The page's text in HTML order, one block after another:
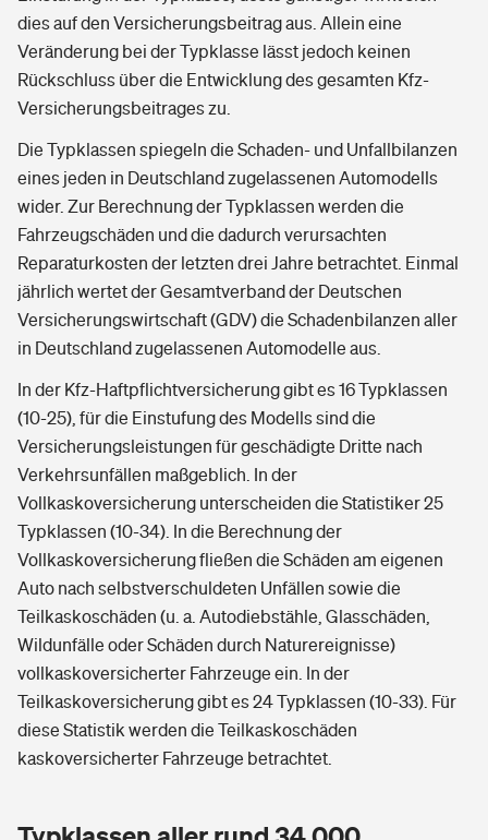
dies auf den Versicherungsbeitrag aus. Allein eine
Veränderung bei der Typklasse lässt jedoch keinen
Rückschluss über die Entwicklung des gesamten Kfz-
Versicherungsbeitrages zu.
Die Typklassen spiegeln die Schaden- und Unfallbilanzen
eines jeden in Deutschland zugelassenen Automodells
wider. Zur Berechnung der Typklassen werden die
Fahrzeugschäden und die dadurch verursachten
Reparaturkosten der letzten drei Jahre betrachtet. Einmal
jährlich wertet der Gesamtverband der Deutschen
Versicherungswirtschaft (GDV) die Schadenbilanzen aller
in Deutschland zugelassenen Automodelle aus.
In der Kfz-Haftpflichtversicherung gibt es 16 Typklassen
(10-25), für die Einstufung des Modells sind die
Versicherungsleistungen für geschädigte Dritte nach
Verkehrsunfällen maßgeblich. In der
Vollkaskoversicherung unterscheiden die Statistiker 25
Typklassen (10-34). In die Berechnung der
Vollkaskoversicherung fließen die Schäden am eigenen
Auto nach selbstverschuldeten Unfällen sowie die
Teilkaskoschäden (u. a. Autodiebstähle, Glasschäden,
Wildunfälle oder Schäden durch Naturereignisse)
vollkaskoversicherter Fahrzeuge ein. In der
Teilkaskoversicherung gibt es 24 Typklassen (10-33). Für
diese Statistik werden die Teilkaskoschäden
kaskoversicherter Fahrzeuge betrachtet.